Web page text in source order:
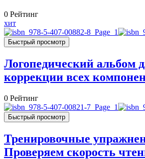
0 Рейтинг
хит
Быстрый просмотр
Логопедический альбом
коррекции всех
0 Рейтинг
Быстрый просмотр
Тренировочные
Проверяем скорость